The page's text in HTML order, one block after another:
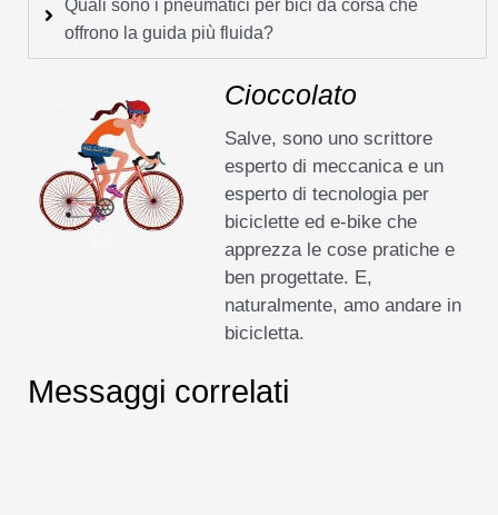
Quali sono i pneumatici per bici da corsa che
offrono la guida più fluida?
Cioccolato
Salve, sono uno scrittore
esperto di meccanica e un
esperto di tecnologia per
biciclette ed e-bike che
apprezza le cose pratiche e
ben progettate. E,
naturalmente, amo andare in
bicicletta.
Messaggi correlati